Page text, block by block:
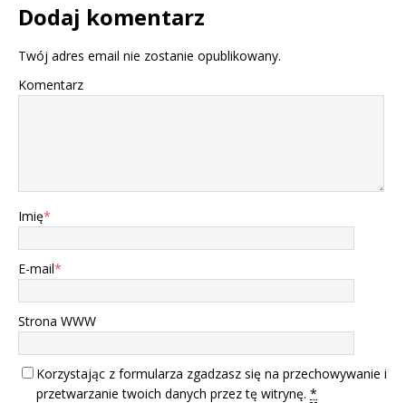
Dodaj komentarz
Twój adres email nie zostanie opublikowany.
Komentarz
Imię*
E-mail*
Strona WWW
Korzystając z formularza zgadzasz się na przechowywanie i
przetwarzanie twoich danych przez tę witrynę. *